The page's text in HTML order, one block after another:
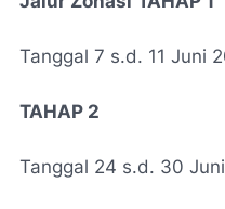
Tanggal 7 s.d. 11 Juni
TAHAP 2
Tanggal 24 s.d. 30